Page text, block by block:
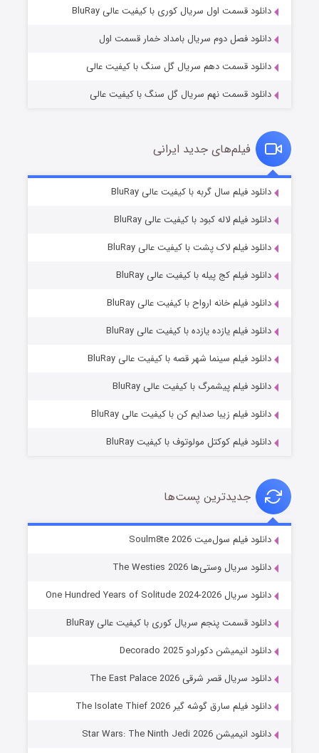
قسمت۲ (زیرنویس) منتشر شد
قسمت۷ (زیرنویس) منتشر شد
خاندان اژدها فصل ۳
جادوگری در مغولستان
قسمت ۱۴ (زیرنویس) منتشر شد
دانلود قسمت اول سریال کوری با کیفیت عالی BluRay
دانلود فصل دوم سریال بامداد خمار قسمت اول
دانلود قسمت دهم سریال گل سنگ با کیفیت عالی
دانلود قسمت نهم سریال گل سنگ با کیفیت عالی
فیلم‌های جدید ایرانی
دانلود فیلم سال گربه با کیفیت عالی BluRay
دانلود فیلم لاله کبود با کیفیت عالی BluRay
دانلود فیلم لاک پشت با کیفیت عالی BluRay
دانلود فیلم کج‌ پیله با کیفیت عالی BluRay
دانلود فیلم خانه ارواح با کیفیت عالی BluRay
دانلود فیلم یازده یازده با کیفیت عالی BluRay
دانلود فیلم سینما شهر قصه با کیفیت عالی BluRay
دانلود فیلم پیشمرگ با کیفیت عالی BluRay
دانلود فیلم زیبا صدایم کن با کیفیت عالی BluRay
دانلود فیلم کوکتل مولوتوف با کیفیت BluRay
جدیدترین پست‌ها
دانلود فیلم سول‌میت Soulm8te 2026
دانلود سریال وستی‌ها The Westies 2026
دانلود سریال One Hundred Years of Solitude 2024-2026
دانلود قسمت پنجم سریال کوری با کیفیت عالی BluRay
دانلود انیمیشن دکورادو Decorado 2025
دانلود سریال قصر شرقی The East Palace 2026
دانلود فیلم سارق گوشه گیر The Isolate Thief 2026
دانلود انیمیشن Star Wars: The Ninth Jedi 2026